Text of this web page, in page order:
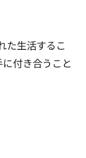
た生活するこ
に付き合うこと